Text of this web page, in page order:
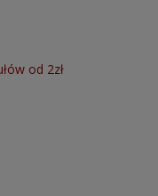
od 2zł